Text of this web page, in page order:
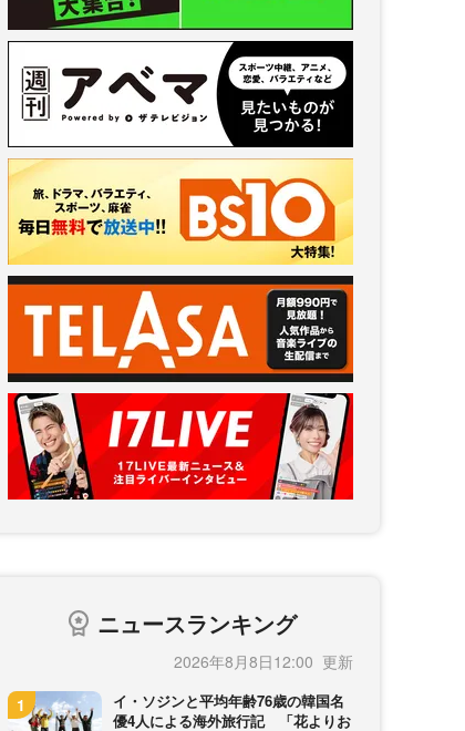
ニュースランキング
2026年8月8日12:00
イ・ソジンと平均年齢76歳の韓国名
優4人による海外旅行記 「花よりお